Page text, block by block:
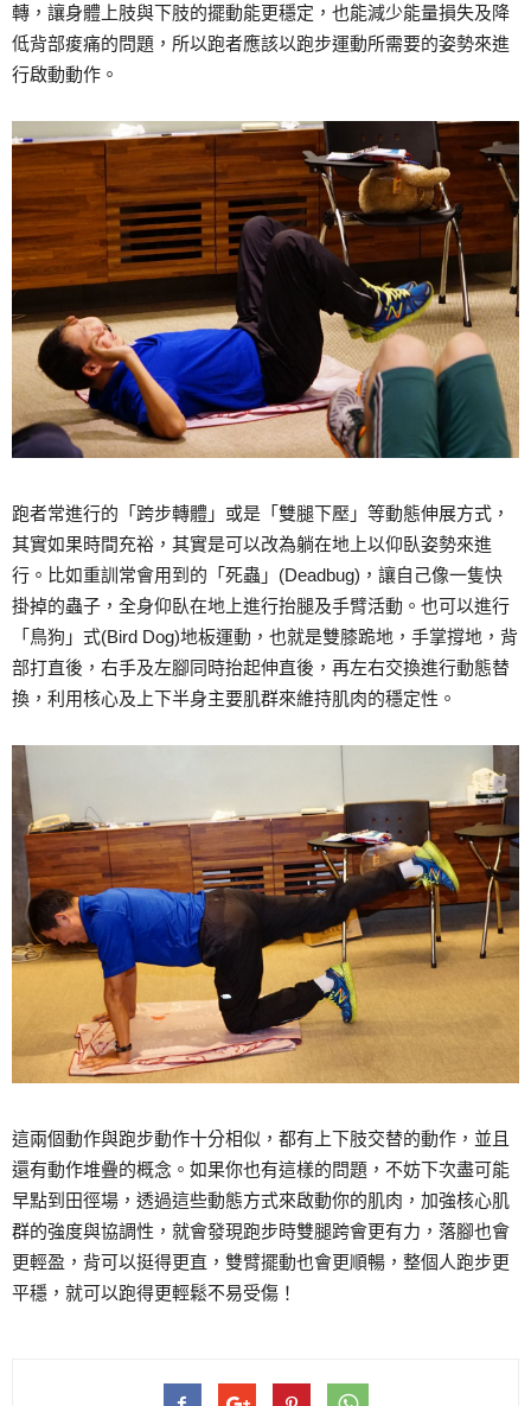
轉，讓身體上肢與下肢的擺動能更穩定，也能減少能量損失及降
低背部痠痛的問題，所以跑者應該以跑步運動所需要的姿勢來進
行啟動動作。
跑者常進行的「跨步轉體」或是「雙腿下壓」等動態伸展方式，
其實如果時間充裕，其實是可以改為躺在地上以仰臥姿勢來進
行。比如重訓常會用到的「死蟲」(Deadbug)，讓自己像一隻快
掛掉的蟲子，全身仰臥在地上進行抬腿及手臂活動。也可以進行
「鳥狗」式(Bird Dog)地板運動，也就是雙膝跪地，手掌撐地，背
部打直後，右手及左腳同時抬起伸直後，再左右交換進行動態替
換，利用核心及上下半身主要肌群來維持肌肉的穩定性。
這兩個動作與跑步動作十分相似，都有上下肢交替的動作，並且
還有動作堆疊的概念。如果你也有這樣的問題，不妨下次盡可能
早點到田徑場，透過這些動態方式來啟動你的肌肉，加強核心肌
群的強度與協調性，就會發現跑步時雙腿跨會更有力，落腳也會
更輕盈，背可以挺得更直，雙臂擺動也會更順暢，整個人跑步更
平穩，就可以跑得更輕鬆不易受傷！